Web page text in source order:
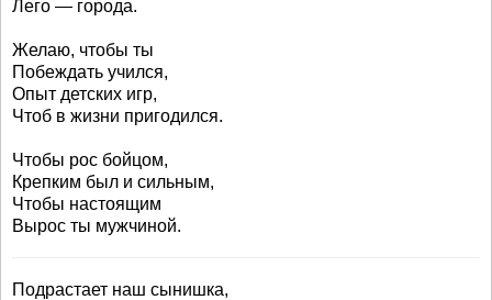
Лего — города.
Желаю, чтобы ты
Побеждать учился,
Опыт детских игр,
Чтоб в жизни пригодился.
Чтобы рос бойцом,
Крепким был и сильным,
Чтобы настоящим
Вырос ты мужчиной.
Подрастает наш сынишка,